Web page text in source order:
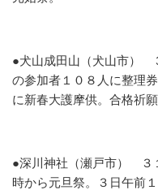
●犬山成田山（犬山市）
の参加者１０８人に整理
に新春大護摩供。合格祈願
●深川神社（瀬戸市）
３
時から元旦祭。３日午前